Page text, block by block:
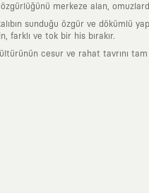
merkeze alan,
sunduğu özgür ve dökümlü
farklı ve tok bir his bırakır.
cesur ve rahat tavrını